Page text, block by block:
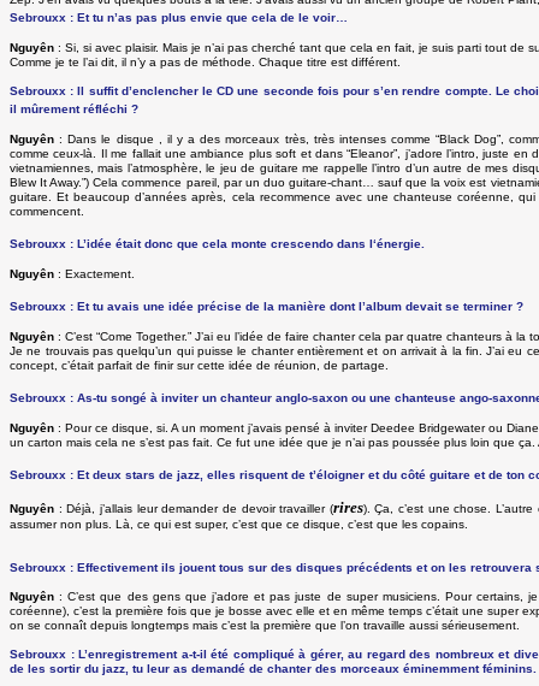
Sebrouxx : Et tu n’as pas plus envie que cela de le voir…
Nguyên : Si, si avec plaisir. Mais je n’ai pas cherché tant que cela en fait, je suis parti tout de
Comme je te l’ai dit, il n’y a pas de méthode. Chaque titre est différent.
Sebrouxx : Il suffit d’enclencher le CD une seconde fois pour s’en rendre compte. Le
il mûrement réfléchi ?
Nguyên: Dans le disque , il y a des morceaux très, très intenses comme “Black Dog”,
comme ceux-là. Il me fallait une ambiance plus soft et dans “Eleanor”, j’adore l’intro, juste
vietnamiennes, mais l’atmosphère, le jeu de guitare me rappelle l’intro d’un autre de mes
Blew It Away.”) Cela commence pareil, par un duo guitare-chant… sauf que la voix est
guitare. Et beaucoup d’années après, cela recommence avec une chanteuse coréenne,
commencent.
Sebrouxx : L’idée était donc que cela monte crescendo dans l‘énergie.
Nguyên : Exactement.
Sebrouxx : Et tu avais une idée précise de la manière dont l’album devait se terminer ?
Nguyên : C’est “Come Together.” J’ai eu l’idée de faire chanter cela par quatre chanteurs à
Je ne trouvais pas quelqu’un qui puisse le chanter entièrement et on arrivait à la fin. J’ai eu
concept, c’était parfait de finir sur cette idée de réunion, de partage.
Sebrouxx : As-tu songé à inviter un chanteur anglo-saxon ou une chanteuse ango-
Nguyên : Pour ce disque, si. A un moment j’avais pensé à inviter Deedee Bridgewater ou
un carton mais cela ne s’est pas fait. Ce fut une idée que je n’ai pas poussée plus loin que
Sebrouxx : Et deux stars de jazz, elles risquent de t’éloigner et du côté guitare et de ton
Nguyên : Déjà, j’allais leur demander de devoir travailler (rires). Ça, c’est une chose.
assumer non plus. Là, ce qui est super, c’est que ce disque, c’est que les copains.
Sebrouxx : Effectivement ils jouent tous sur des disques précédents et on les
Nguyên : C’est que des gens que j’adore et pas juste de super musiciens. Pour certains,
coréenne), c’est la première fois que je bosse avec elle et en même temps c’était une super
on se connaît depuis longtemps mais c’est la première que l’on travaille aussi sérieusement.
Sebrouxx : L’enregistrement a-t-il été compliqué à gérer, au regard des nombreux et
de les sortir du jazz, tu leur as demandé de chanter des morceaux éminemment féminins.